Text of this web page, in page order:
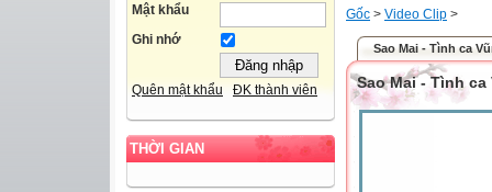
Mật khẩu
Ghi nhớ
Quên mật khẩu ĐK thành viên
THỜI GIAN
Gốc > Video Clip >
Sao Mai - Tình ca
Sao Mai - Tình ca